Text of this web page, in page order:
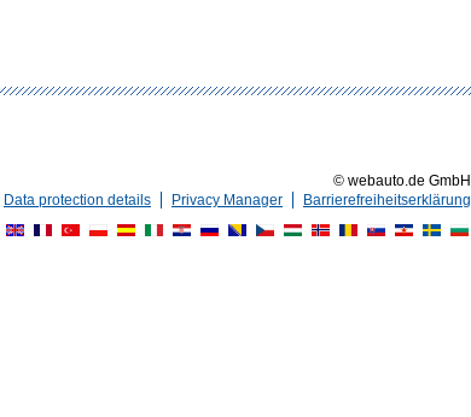
© webauto.de GmbH
Data protection details Privacy Manager
Barrierefreiheitserklärung